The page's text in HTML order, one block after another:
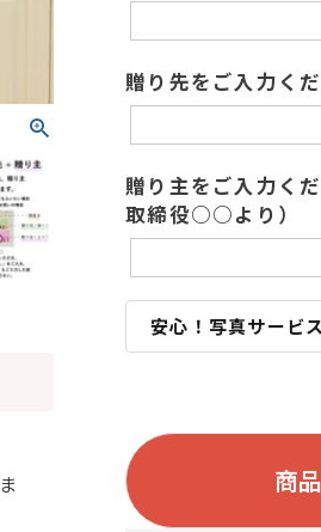
贈り先をご入力く
贈り主をご入力
取締役○○より）
安心！写真サービス
商